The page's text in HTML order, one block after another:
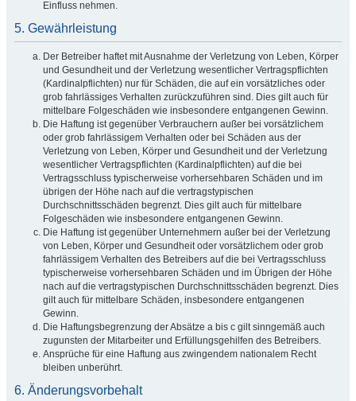
Einfluss nehmen.
5. Gewährleistung
Der Betreiber haftet mit Ausnahme der Verletzung von Leben, Körper
und Gesundheit und der Verletzung wesentlicher Vertragspflichten
(Kardinalpflichten) nur für Schäden, die auf ein vorsätzliches oder
grob fahrlässiges Verhalten zurückzuführen sind. Dies gilt auch für
mittelbare Folgeschäden wie insbesondere entgangenen Gewinn.
Die Haftung ist gegenüber Verbrauchern außer bei vorsätzlichem
oder grob fahrlässigem Verhalten oder bei Schäden aus der
Verletzung von Leben, Körper und Gesundheit und der Verletzung
wesentlicher Vertragspflichten (Kardinalpflichten) auf die bei
Vertragsschluss typischerweise vorhersehbaren Schäden und im
übrigen der Höhe nach auf die vertragstypischen
Durchschnittsschäden begrenzt. Dies gilt auch für mittelbare
Folgeschäden wie insbesondere entgangenen Gewinn.
Die Haftung ist gegenüber Unternehmern außer bei der Verletzung
von Leben, Körper und Gesundheit oder vorsätzlichem oder grob
fahrlässigem Verhalten des Betreibers auf die bei Vertragsschluss
typischerweise vorhersehbaren Schäden und im Übrigen der Höhe
nach auf die vertragstypischen Durchschnittsschäden begrenzt. Dies
gilt auch für mittelbare Schäden, insbesondere entgangenen
Gewinn.
Die Haftungsbegrenzung der Absätze a bis c gilt sinngemäß auch
zugunsten der Mitarbeiter und Erfüllungsgehilfen des Betreibers.
Ansprüche für eine Haftung aus zwingendem nationalem Recht
bleiben unberührt.
6. Änderungsvorbehalt